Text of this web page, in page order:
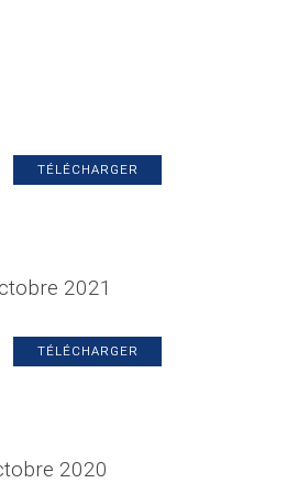
TÉLÉCHARGER
2021
TÉLÉCHARGER
2020